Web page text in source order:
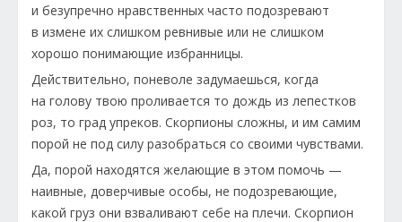
и безупречно нравственных часто подозревают
в измене их слишком ревнивые или не слишком
хорошо понимающие избранницы.
Действительно, поневоле задумаешься, когда
на голову твою проливается то дождь из лепестков
роз, то град упреков. Скорпионы сложны, и им самим
порой не под силу разобраться со своими чувствами.
Да, порой находятся желающие в этом помочь —
наивные, доверчивые особы, не подозревающие,
какой груз они взваливают себе на плечи. Скорпион